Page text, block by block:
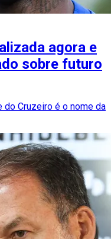
agora e
sobre futuro
Cruzeiro é o nome da